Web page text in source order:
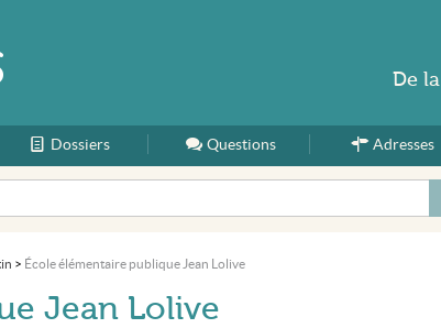
Accueil
Dossiers Questions Adresses
> École élémentaire publique Jean Lolive
Jean Lolive
De la